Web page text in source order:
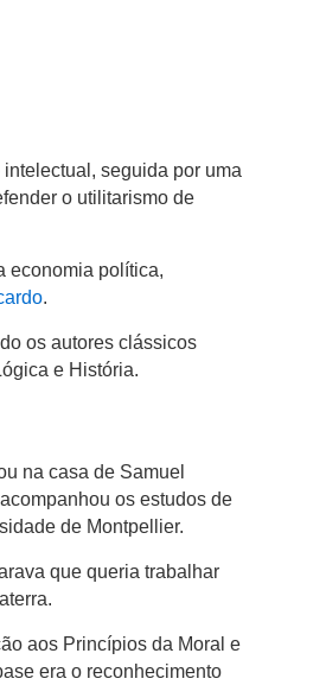
seguida por uma
o utilitarismo de
economia política,
.
os autores clássicos
e História.
na casa de Samuel
os estudos de
de Montpellier.
que queria trabalhar
aos Princípios da Moral e
era o reconhecimento